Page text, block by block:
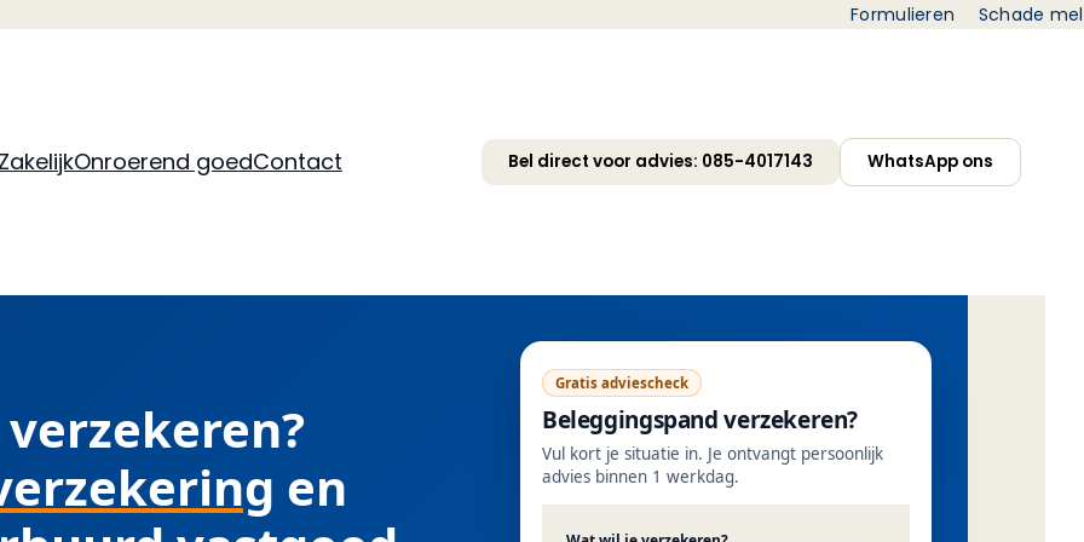
Formulieren Schade
ZakelijkOnroerend goedContact Bel direct voor advies: 085-4017143 WhatsApp ons
en
Gratis adviescheck
Beleggingspand verzekeren?
Vul kort je situatie in. Je ontvangt persoonlijk
advies binnen 1 werkdag.